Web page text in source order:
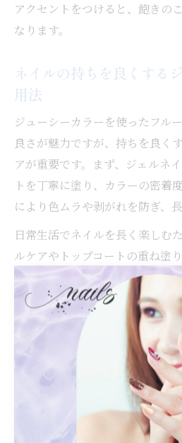
アクセントをつけると、飽きの
なります。
ネイルの持ちを良くする
用法
ジューシーカラーを使ったフル
良さが魅力ですが、持ちを良く
アが重要です。まず、ジェルネ
トを丁寧に塗り、カラーの密着
により色ムラや剥がれを防ぎ、長
日常生活でネイルを長く楽しむ
ルケアやトップコートの重ね塗
ューシーカラーは色素沈着しや
用リムーバーを使い、爪の健康
ヶ月以上ネイルを休むと爪がリ
う傾向もあるため、定期的なオ
また、フルーティネイルは発色
なりやすいので、1度塗りごと
が失敗防止のポイントです。初